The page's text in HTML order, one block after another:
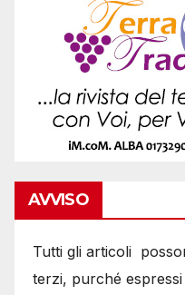
AVVISO
Tutti gli articoli
terzi, purché